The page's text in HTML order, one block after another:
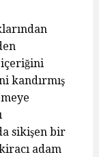
kandırmış
sikişen bir
adam